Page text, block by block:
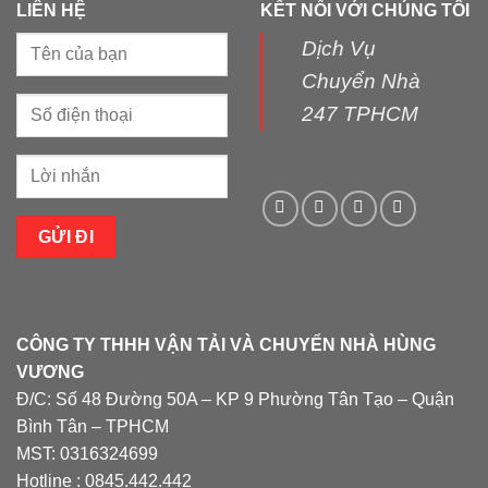
LIÊN HỆ KẾT NỐI VỚI CHÚNG TÔI
Dịch Vụ
Chuyển Nhà
247 TPHCM
CÔNG TY THHH VẬN TẢI VÀ CHUYỂN NHÀ HÙNG
VƯƠNG
Đ/C: Số 48 Đường 50A – KP 9 Phường Tân Tạo – Quận
Bình Tân – TPHCM
MST: 0316324699
Hotline : 0845.442.442